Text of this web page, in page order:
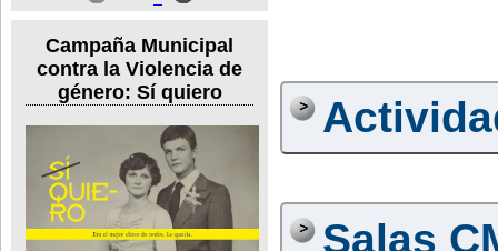
Campaña Municipal
contra la Violencia de
género: Sí quiero
Salas